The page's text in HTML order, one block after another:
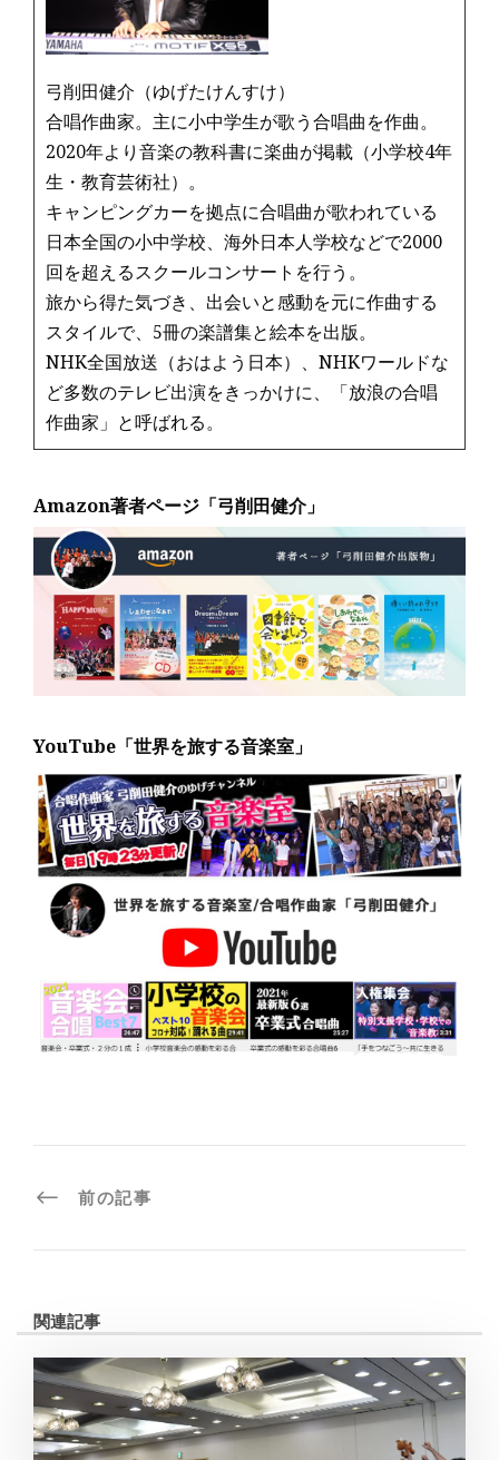
弓削田健介（ゆげたけんすけ）
合唱作曲家。主に小中学生が歌う合唱曲を作曲。
2020年より音楽の教科書に楽曲が掲載（小学校4年
生・教育芸術社）。
キャンピングカーを拠点に合唱曲が歌われている
日本全国の小中学校、海外日本人学校などで2000
回を超えるスクールコンサートを行う。
旅から得た気づき、出会いと感動を元に作曲する
スタイルで、5冊の楽譜集と絵本を出版。
NHK全国放送（おはよう日本）、NHKワールドな
ど多数のテレビ出演をきっかけに、「放浪の合唱
作曲家」と呼ばれる。
Amazon著者ページ「弓削田健介」
YouTube「世界を旅する音楽室」
前の記事
関連記事